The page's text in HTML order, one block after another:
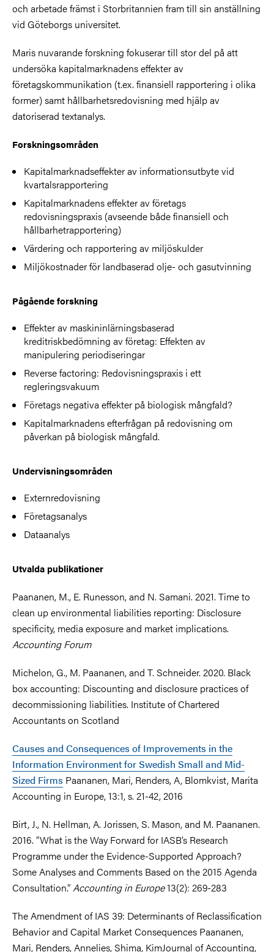
och arbetade främst i Storbritannien fram till sin anställning
vid Göteborgs universitet.
Maris nuvarande forskning fokuserar till stor del på att
undersöka kapitalmarknadens effekter av
företagskommunikation (t.ex. finansiell rapportering i olika
former) samt hållbarhetsredovisning med hjälp av
datoriserad textanalys.
Forskningsområden
Kapitalmarknadseffekter av informationsutbyte vid
kvartalsrapportering
Kapitalmarknadens effekter av företags
redovisningspraxis (avseende både finansiell och
hållbarhetrapportering)
Värdering och rapportering av miljöskulder
Miljökostnader för landbaserad olje- och gasutvinning
Pågående forskning
Effekter av maskininlärningsbaserad
kreditriskbedömning av företag: Effekten av
manipulering periodiseringar
Reverse factoring: Redovisningspraxis i ett
regleringsvakuum
Företags negativa effekter på biologisk mångfald?
Kapitalmarknadens efterfrågan på redovisning om
påverkan på biologisk mångfald.
Undervisningsområden
Externredovisning
Företagsanalys
Dataanalys
Utvalda publikationer
Paananen, M., E. Runesson, and N. Samani. 2021. Time to
clean up environmental liabilities reporting: Disclosure
specificity, media exposure and market implications.
Accounting Forum
Michelon, G., M. Paananen, and T. Schneider. 2020. Black
box accounting: Discounting and disclosure practices of
decommissioning liabilities. Institute of Chartered
Accountants on Scotland
Causes and Consequences of Improvements in the
Information Environment for Swedish Small and Mid-
Sized Firms Paananen, Mari, Renders, A, Blomkvist, Marita
Accounting in Europe, 13:1, s. 21-42, 2016
Birt, J., N. Hellman, A. Jorissen, S. Mason, and M. Paananen.
2016. ”What is the Way Forward for IASB’s Research
Programme under the Evidence-Supported Approach?
Some Analyses and Comments Based on the 2015 Agenda
Consultation.”Accounting in Europe13(2): 269-283
The Amendment of IAS 39: Determinants of Reclassification
Behavior and Capital Market Consequences Paananen,
Mari, Renders, Annelies, Shima, KimJournal of Accounting,